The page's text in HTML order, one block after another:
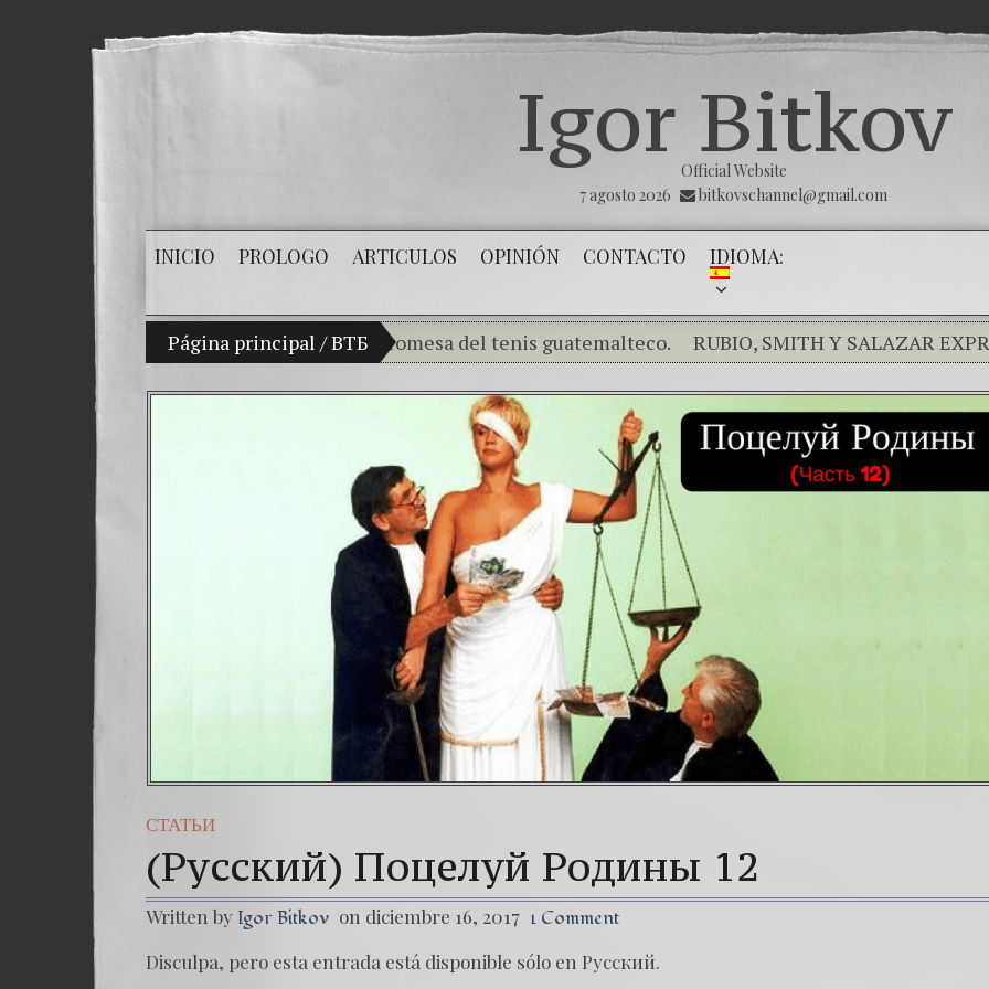
Igor Bitkov
Official Website
7 agosto 2026
bitkovschannel@gmail.com
INICIO PROLOGO ARTICULOS OPINIÓN CONTACTO IDIOMA:
Página principal /ВТБ
Mi hijo Vladimir Bitkov, una promesa del tenis guatemalteco.
RUBIO, SMITH Y SALAZAR EXPRESAN
¿Cómo el banco mafioso de Putin sigue alterando nuestro proceso?
El Día de la Victoria
Con esta injusticia todos corren riesgo
Una señal de tiempos peligrosos – Caso Bitkov por Paul Goble
31.
7. NUESTRA LUCHA CONTRA DICTADURA MÁS CORRUPTA DEL
СТАТЬИ
(Русский) Поцелуй Родины 12
Written by Igor Bitkov on diciembre 16, 2017 1 Comment
Disculpa, pero esta entrada está disponible sólo en Русский.